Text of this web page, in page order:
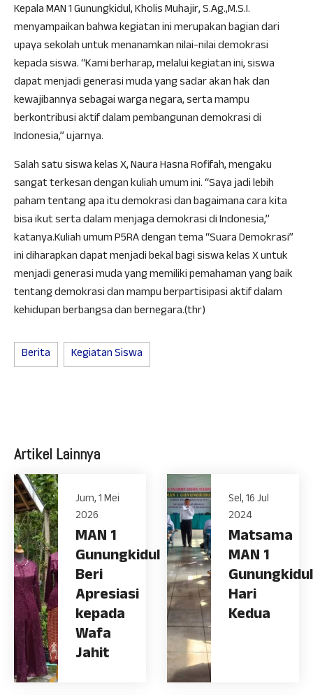
Kepala MAN 1 Gunungkidul, Kholis Muhajir, S.Ag.,M.S.I.
menyampaikan bahwa kegiatan ini merupakan bagian dari
upaya sekolah untuk menanamkan nilai-nilai demokrasi
kepada siswa. “Kami berharap, melalui kegiatan ini, siswa
dapat menjadi generasi muda yang sadar akan hak dan
kewajibannya sebagai warga negara, serta mampu
berkontribusi aktif dalam pembangunan demokrasi di
Indonesia,” ujarnya.
Salah satu siswa kelas X, Naura Hasna Rofifah, mengaku
sangat terkesan dengan kuliah umum ini. “Saya jadi lebih
paham tentang apa itu demokrasi dan bagaimana cara kita
bisa ikut serta dalam menjaga demokrasi di Indonesia,”
katanya.Kuliah umum P5RA dengan tema “Suara Demokrasi”
ini diharapkan dapat menjadi bekal bagi siswa kelas X untuk
menjadi generasi muda yang memiliki pemahaman yang baik
tentang demokrasi dan mampu berpartisipasi aktif dalam
kehidupan berbangsa dan bernegara.(thr)
Berita Kegiatan Siswa
Artikel Lainnya
Jum, 1 Mei
2026
MAN 1
Gunungkidul
Beri
Apresiasi
kepada
Wafa
Jahit
Sel, 16 Jul
2024
Matsama
MAN 1
Gunungkidul
Hari
Kedua